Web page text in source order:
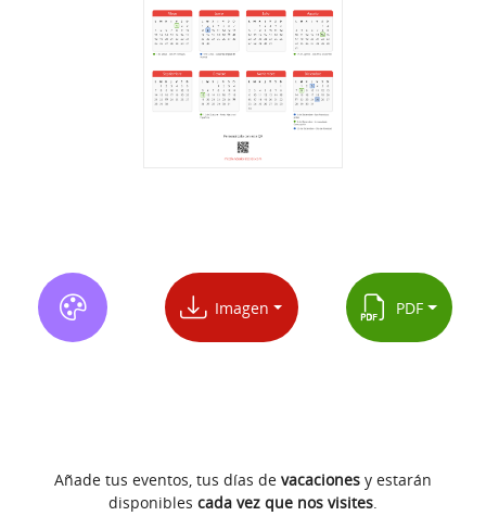
Añade tus eventos, tus días de vacaciones y estarán
disponibles cada vez que nos visites.
Imagen PDF